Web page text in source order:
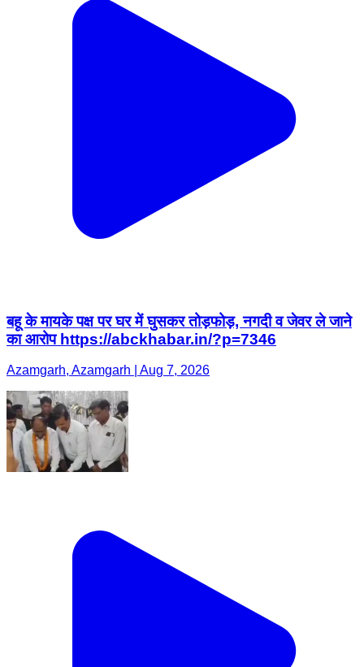
बहू के मायके पक्ष पर घर में घुसकर तोड़फोड़, नगदी व जेवर ले जाने
का आरोप https://abckhabar.in/?p=7346
Azamgarh, Azamgarh | Aug 7, 2026